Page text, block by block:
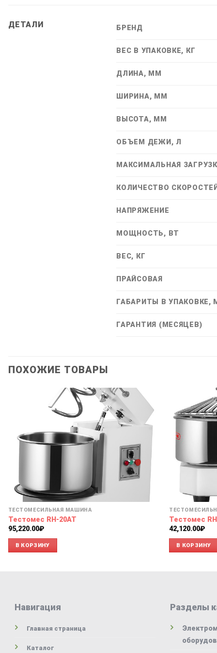
ДЕТАЛИ БРЕНД
ВЕС В УПАКОВКЕ, КГ
ДЛИНА, ММ
ШИРИНА, ММ
ВЫСОТА, ММ
ОБЪЕМ ДЕЖИ, Л
МАКСИМАЛЬНАЯ
КОЛИЧЕСТВО
НАПРЯЖЕНИЕ
МОЩНОСТЬ, ВТ
ВЕС, КГ
ПРАЙСОВАЯ
ГАБАРИТЫ В УПАКОВКЕ,
ГАРАНТИЯ (МЕСЯЦЕВ)
ПОХОЖИЕ ТОВАРЫ
ТЕСТОМЕСИЛЬНАЯ МАШИНА
Тестомес RH-20AT
95,220.00₽
В КОРЗИНУ
Тестомес
42,120.00₽
В КОРЗИНУ
Навигация
Главная страница
Каталог
Разделы